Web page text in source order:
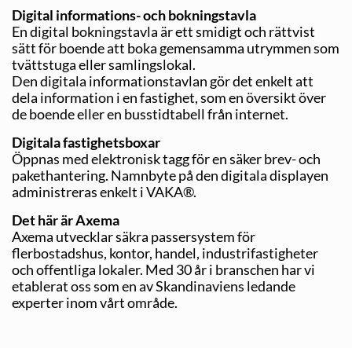
Digital informations- och bokningstavla
En digital bokningstavla är ett smidigt och rättvist
sätt för boende att boka gemensamma utrymmen som
tvättstuga eller samlingslokal.
Den digitala informationstavlan gör det enkelt att
dela information i en fastighet, som en översikt över
de boende eller en busstidtabell från internet.
Digitala fastighetsboxar
Öppnas med elektronisk tagg för en säker brev- och
pakethantering. Namnbyte på den digitala displayen
administreras enkelt i VAKA®.
Det här är Axema
Axema utvecklar säkra passersystem för
flerbostadshus, kontor, handel, industrifastigheter
och offentliga lokaler. Med 30 år i branschen har vi
etablerat oss som en av Skandinaviens ledande
experter inom vårt område.